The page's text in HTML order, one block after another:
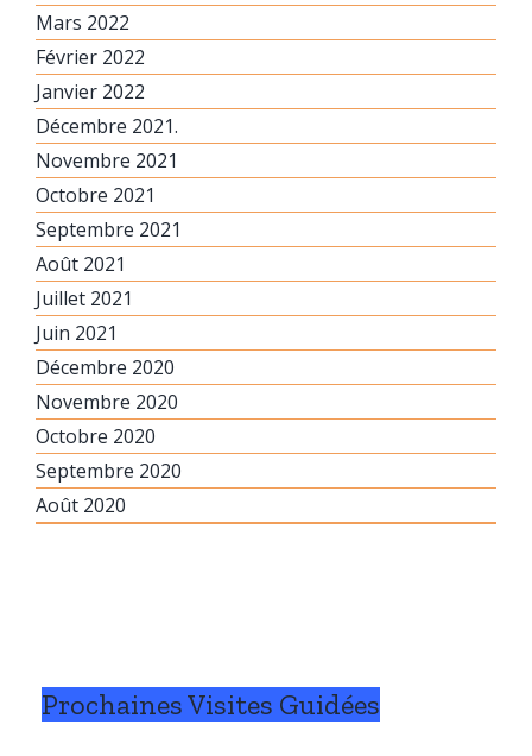
Mars 2022
Février 2022
Janvier 2022
Décembre 2021.
Novembre 2021
Octobre 2021
Septembre 2021
Août 2021
Juillet 2021
Juin 2021
Décembre 2020
Novembre 2020
Octobre 2020
Septembre 2020
Août 2020
Prochaines Visites Guidées